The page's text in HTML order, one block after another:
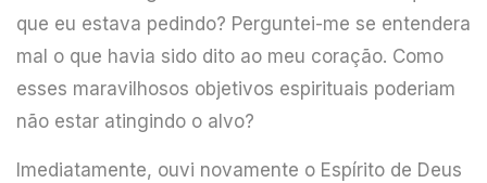
que eu estava pedindo? Perguntei-me se entendera
mal o que havia sido dito ao meu coração. Como
esses maravilhosos objetivos espirituais poderiam
não estar atingindo o alvo?
Imediatamente, ouvi novamente o Espírito de Deus